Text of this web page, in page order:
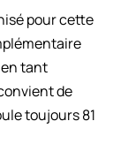
pour cette
tant
de
toujours 81